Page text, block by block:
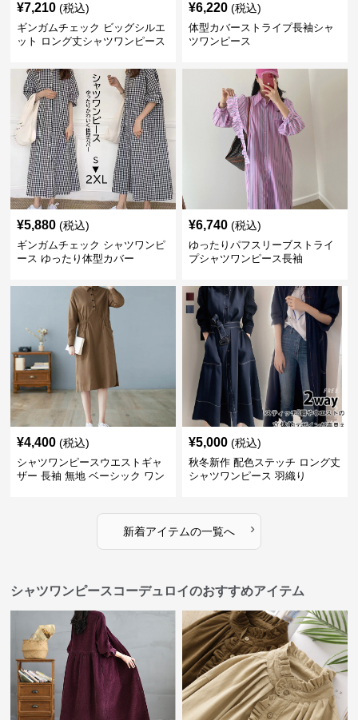
¥7,210 (税込)
ギンガムチェック ビッグシルエ
ット ロング丈シャツワンピース
¥6,220 (税込)
体型カバーストライプ長袖シャ
ツワンピース
¥5,880 (税込)
ギンガムチェック シャツワンピ
ース ゆったり体型カバー
¥6,740 (税込)
ゆったりパフスリーブストライ
プシャツワンピース長袖
¥4,400 (税込)
シャツワンピースウエストギャ
ザー 長袖 無地 ベーシック ワン
¥5,000 (税込)
秋冬新作 配色ステッチ ロング丈
シャツワンピース 羽織り
新着アイテムの一覧へ ›
シャツワンピースコーデュロイのおすすめアイテム